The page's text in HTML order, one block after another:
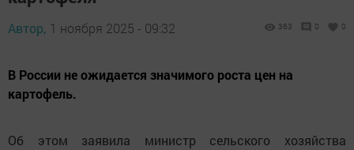
Автор, 1 ноября 2025 - 09:32 363 0 0
В России не ожидается значимого роста цен на
картофель.
Об этом заявила министр сельского хозяйства